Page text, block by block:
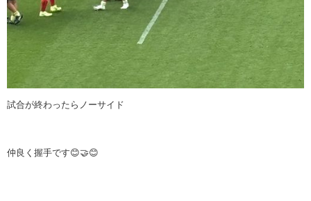
試合が終わったらノーサイド
仲良く握手です😊🤝😊